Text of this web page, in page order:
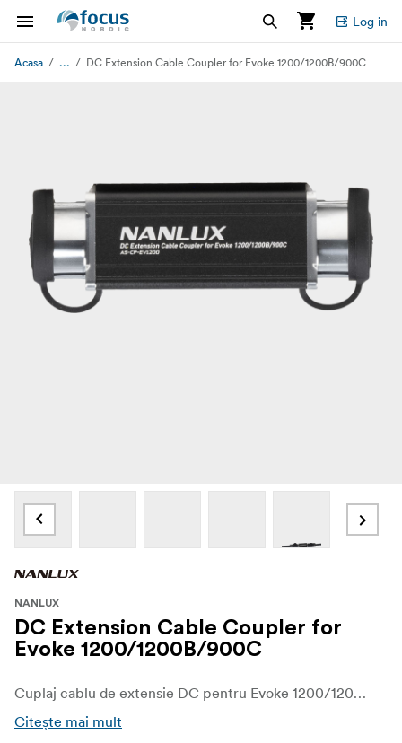
Log in
Acasa ... DC Extension Cable Coupler for Evoke 1200/1200B/900C
NANLUX
DC Extension Cable Coupler for
Evoke 1200/1200B/900C
Cuplaj cablu de extensie DC pentru Evoke 1200/1200B/900C Conceput pentru a cupla cablurile de conectare DC ale Evoke 1200/1200B/900C pentru extensie.
Citește mai mult